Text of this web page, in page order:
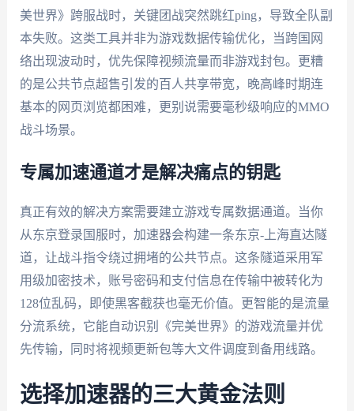
美世界》跨服战时，关键团战突然跳红ping，导致全队副
本失败。这类工具并非为游戏数据传输优化，当跨国网
络出现波动时，优先保障视频流量而非游戏封包。更糟
的是公共节点超售引发的百人共享带宽，晚高峰时期连
基本的网页浏览都困难，更别说需要毫秒级响应的MMO
战斗场景。
专属加速通道才是解决痛点的钥匙
真正有效的解决方案需要建立游戏专属数据通道。当你
从东京登录国服时，加速器会构建一条东京-上海直达隧
道，让战斗指令绕过拥堵的公共节点。这条隧道采用军
用级加密技术，账号密码和支付信息在传输中被转化为
128位乱码，即使黑客截获也毫无价值。更智能的是流量
分流系统，它能自动识别《完美世界》的游戏流量并优
先传输，同时将视频更新包等大文件调度到备用线路。
选择加速器的三大黄金法则